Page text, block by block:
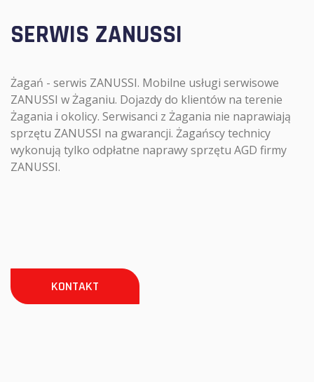
SERWIS ZANUSSI
Żagań - serwis ZANUSSI. Mobilne usługi serwisowe
ZANUSSI w Żaganiu. Dojazdy do klientów na terenie
Żagania i okolicy. Serwisanci z Żagania nie naprawiają
sprzętu ZANUSSI na gwarancji. Żagańscy technicy
wykonują tylko odpłatne naprawy sprzętu AGD firmy
ZANUSSI.
KONTAKT